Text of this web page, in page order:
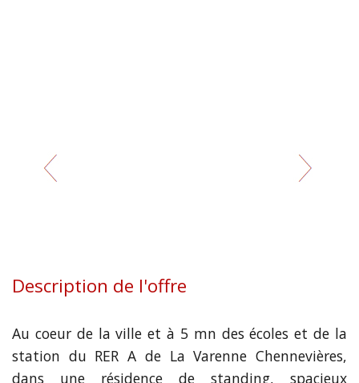
Description de l'offre
Au coeur de la ville et à 5 mn des écoles et de la
station du RER A de La Varenne Chennevières,
dans une résidence de standing, spacieux